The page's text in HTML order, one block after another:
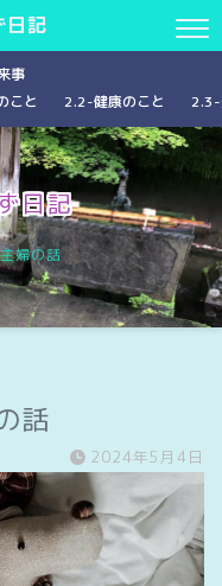
日記
事
こと
2.2-健康のこと 2.3-
日記
婦の話
話
2024年5月4日